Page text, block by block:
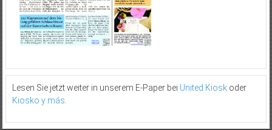
Lesen Sie jetzt weiter in unserem E-Paper bei United Kioskoder
Kiosko y más